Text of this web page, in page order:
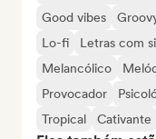
Good vibes
Lo-fi
Letras com
Melancólico
Provocador
Tropical
Cativante